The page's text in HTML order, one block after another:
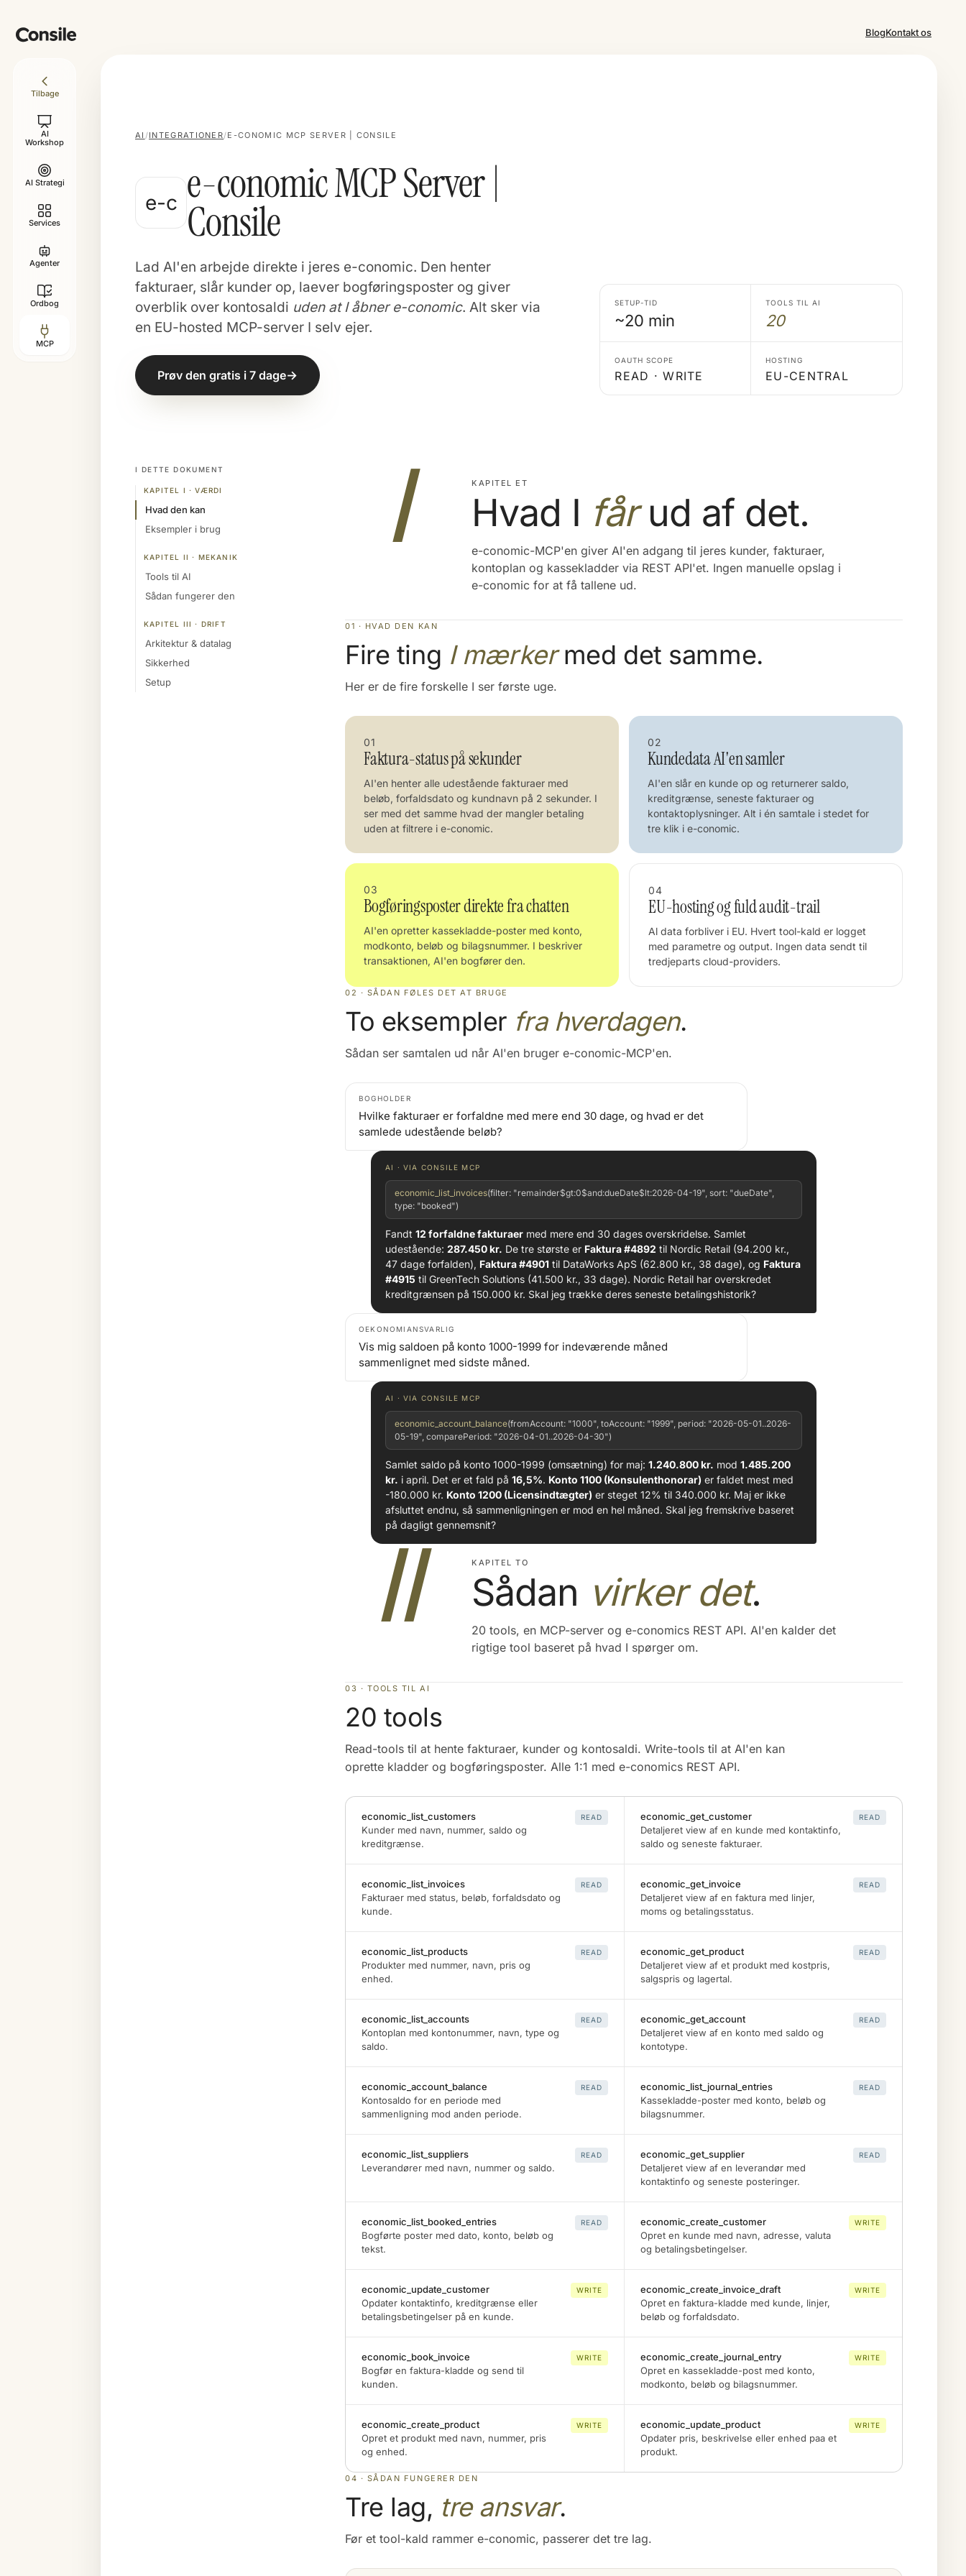
Tilbage
AI
Workshop
AI Strategi
Services
Agenter
Ordbog
MCP
BlogKontakt os
AI /INTEGRATIONER/E-CONOMIC MCP SERVER | CONSILE
e-c e-conomic MCP Server |
Consile
Lad AI'en arbejde direkte i jeres e-conomic. Den henter
fakturaer, slår kunder op, laever bogføringsposter og giver
overblik over kontosaldi uden at I åbner e-conomic. Alt sker via
en EU-hosted MCP-server I selv ejer.
Prøv den gratis i 7 dage→
SETUP-TID
~20 min
TOOLS TIL AI
20
OAUTH SCOPE
READ · WRITE
HOSTING
EU-CENTRAL
I DETTE DOKUMENT
KAPITEL I · VÆRDI
Hvad den kan
Eksempler i brug
KAPITEL II · MEKANIK
Tools til AI
Sådan fungerer den
KAPITEL III · DRIFT
Arkitektur & datalag
Sikkerhed
Setup
I KAPITEL ET
Hvad I fårud af det.
e-conomic-MCP'en giver AI'en adgang til jeres kunder, fakturaer,
kontoplan og kassekladder via REST API'et. Ingen manuelle opslag i
e-conomic for at få tallene ud.
01 · HVAD DEN KAN
Fire ting I mærkermed det samme.
Her er de fire forskelle I ser første uge.
01
Faktura-status på sekunder
AI'en henter alle udestående fakturaer med
beløb, forfaldsdato og kundnavn på 2 sekunder. I
ser med det samme hvad der mangler betaling
uden at filtrere i e-conomic.
02
Kundedata AI'en samler
AI'en slår en kunde op og returnerer saldo,
kreditgrænse, seneste fakturaer og
kontaktoplysninger. Alt i én samtale i stedet for
tre klik i e-conomic.
03
Bogføringsposter direkte fra chatten
AI'en opretter kassekladde-poster med konto,
modkonto, beløb og bilagsnummer. I beskriver
transaktionen, AI'en bogfører den.
04
EU-hosting og fuld audit-trail
Al data forbliver i EU. Hvert tool-kald er logget
med parametre og output. Ingen data sendt til
tredjeparts cloud-providers.
02 · SÅDAN FØLES DET AT BRUGE
To eksempler fra hverdagen.
Sådan ser samtalen ud når AI'en bruger e-conomic-MCP'en.
BOGHOLDER
Hvilke fakturaer er forfaldne med mere end 30 dage, og hvad er det
samlede udestående beløb?
AI · VIA CONSILE MCP
economic_list_invoices(filter: "remainder$gt:0$and:dueDate$lt:2026-04-19", sort: "dueDate",
type: "booked")
Fandt 12 forfaldne fakturaer med mere end 30 dages overskridelse. Samlet
udestående: 287.450 kr. De tre største er Faktura #4892 til Nordic Retail (94.200 kr.,
47 dage forfalden), Faktura #4901 til DataWorks ApS (62.800 kr., 38 dage), og Faktura
#4915 til GreenTech Solutions (41.500 kr., 33 dage). Nordic Retail har overskredet
kreditgrænsen på 150.000 kr. Skal jeg trække deres seneste betalingshistorik?
OEKONOMIANSVARLIG
Vis mig saldoen på konto 1000-1999 for indeværende måned
sammenlignet med sidste måned.
AI · VIA CONSILE MCP
economic_account_balance(fromAccount: "1000", toAccount: "1999", period: "2026-05-01..2026-
05-19", comparePeriod: "2026-04-01..2026-04-30")
Samlet saldo på konto 1000-1999 (omsætning) for maj: 1.240.800 kr. mod 1.485.200
kr. i april. Det er et fald på 16,5%. Konto 1100 (Konsulenthonorar) er faldet mest med
-180.000 kr. Konto 1200 (Licensindtægter) er steget 12% til 340.000 kr. Maj er ikke
afsluttet endnu, så sammenligningen er mod en hel måned. Skal jeg fremskrive baseret
på dagligt gennemsnit?
II KAPITEL TO
Sådan virker det.
20 tools, en MCP-server og e-conomics REST API. AI'en kalder det
rigtige tool baseret på hvad I spørger om.
03 · TOOLS TIL AI
20 tools
Read-tools til at hente fakturaer, kunder og kontosaldi. Write-tools til at AI'en kan
oprette kladder og bogføringsposter. Alle 1:1 med e-conomics REST API.
economic_list_customers
Kunder med navn, nummer, saldo og
kreditgrænse.
READ
economic_get_customer
Detaljeret view af en kunde med kontaktinfo,
saldo og seneste fakturaer.
READ
economic_list_invoices
Fakturaer med status, beløb, forfaldsdato og
kunde.
READ
economic_get_invoice
Detaljeret view af en faktura med linjer,
moms og betalingsstatus.
READ
economic_list_products
Produkter med nummer, navn, pris og
enhed.
READ
economic_get_product
Detaljeret view af et produkt med kostpris,
salgspris og lagertal.
READ
economic_list_accounts
Kontoplan med kontonummer, navn, type og
saldo.
READ
economic_get_account
Detaljeret view af en konto med saldo og
kontotype.
READ
economic_account_balance
Kontosaldo for en periode med
sammenligning mod anden periode.
READ
economic_list_journal_entries
Kassekladde-poster med konto, beløb og
bilagsnummer.
READ
economic_list_suppliers
Leverandører med navn, nummer og saldo.
READ
economic_get_supplier
Detaljeret view af en leverandør med
kontaktinfo og seneste posteringer.
READ
economic_list_booked_entries
Bogførte poster med dato, konto, beløb og
tekst.
READ
economic_create_customer
Opret en kunde med navn, adresse, valuta
og betalingsbetingelser.
WRITE
economic_update_customer
Opdater kontaktinfo, kreditgrænse eller
betalingsbetingelser på en kunde.
WRITE
economic_create_invoice_draft
Opret en faktura-kladde med kunde, linjer,
beløb og forfaldsdato.
WRITE
economic_book_invoice
Bogfør en faktura-kladde og send til
kunden.
WRITE
economic_create_journal_entry
Opret en kassekladde-post med konto,
modkonto, beløb og bilagsnummer.
WRITE
economic_create_product
Opret et produkt med navn, nummer, pris
og enhed.
WRITE
economic_update_product
Opdater pris, beskrivelse eller enhed paa et
produkt.
WRITE
04 · SÅDAN FUNGERER DEN
Tre lag, tre ansvar.
Før et tool-kald rammer e-conomic, passerer det tre lag.